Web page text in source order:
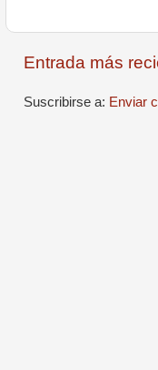
Entrada más
Suscribirse a: Enviar